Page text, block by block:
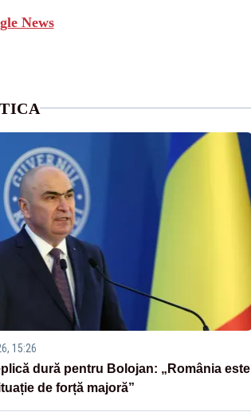
News
15:26
dură pentru Bolojan: „România este
de forță majoră”